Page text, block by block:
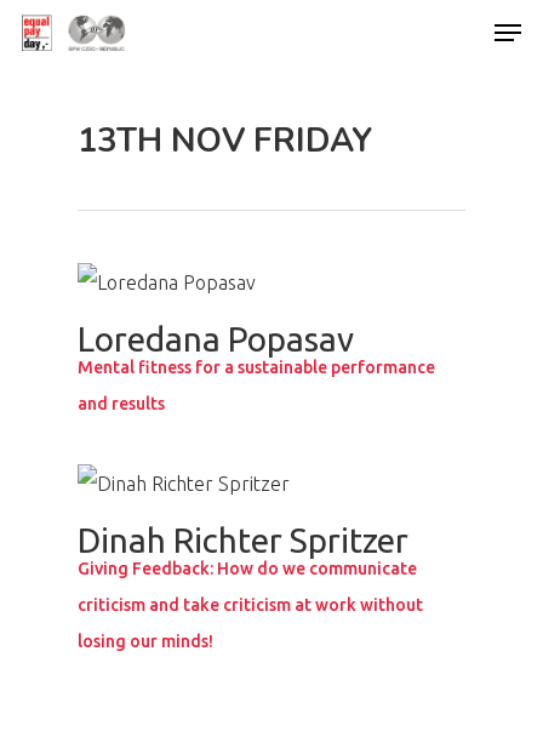
Hit enter to search or ESC to close
13TH NOV FRIDAY
Loredana Popasav
Mental fitness for a sustainable performance
and results
Dinah Richter Spritzer
Giving Feedback: How do we communicate
criticism and take criticism at work without
losing our minds!